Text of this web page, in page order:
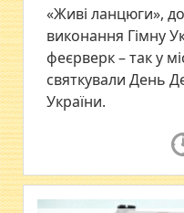
«Живі ланцюги»,
виконання Гімну
феєрверк – так у
святкували День
України.